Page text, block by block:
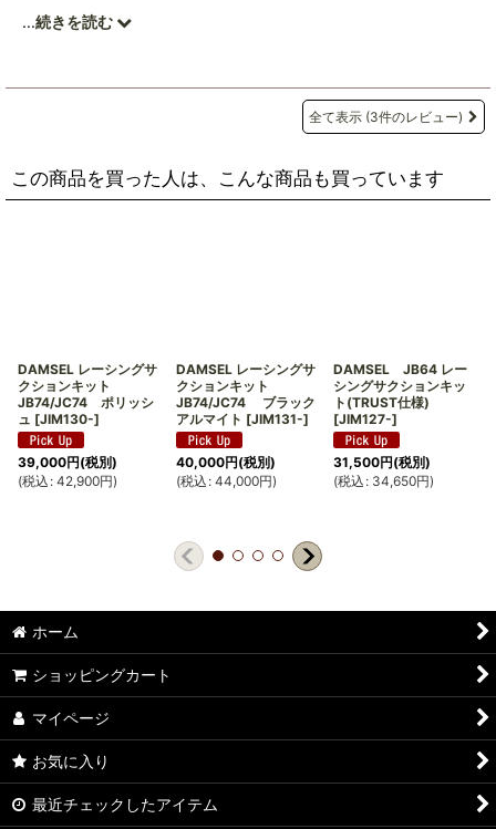
低速域のトルクも問題なしです、他社でECUの書換えしてるので
少し不安でしたが問題なく試運転終了出来たので良かったです。
ボンネット開けるたびにニヤけてしまいそうです
...続きを読む
全て表示 (3件のレビュー)
この商品を買った人は、こんな商品も買っています
DAMSEL レーシングサ
クションキット
JB74/JC74 ポリッシ
ュ [JIM130-]
39,000円(税別)
(税込 : 42,900円)
DAMSEL レーシングサ
クションキット
JB74/JC74 ブラック
アルマイト [JIM131-]
40,000円(税別)
(税込 : 44,000円)
DAMSEL JB64 レー
シングサクションキッ
ト(TRUST仕様)
[JIM127-]
31,500円(税別)
(税込 : 34,650円)
ホーム
ショッピングカート
マイページ
お気に入り
最近チェックしたアイテム